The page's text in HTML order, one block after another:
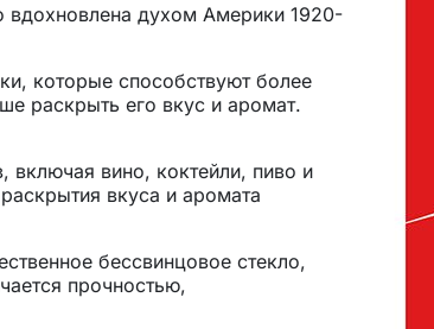
вдохновлена духом Америки 1920-
которые способствуют более
раскрыть его вкус и аромат.
вино, коктейли, пиво и
вкуса и аромата
бессвинцовое стекло,
прочностью,